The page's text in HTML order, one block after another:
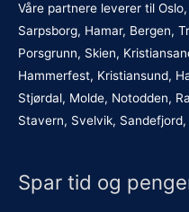
Våre partnere leverer til
Sarpsborg, Hamar, Bergen,
Porsgrunn, Skien,
Hammerfest, Kristiansund,
Stjørdal, Molde, Notodden,
Stavern, Svelvik,
Spar tid og